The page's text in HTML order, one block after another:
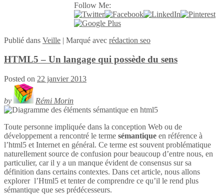
Follow Me:
Publié dans Veille | Marqué avec rédaction seo
HTML5 – Un langage qui possède du sens
Posted on 22 janvier 2013
by Rémi Morin
Toute personne impliquée dans la conception Web ou de
développement a rencontré le terme sémantique en référence à
l’html5 et Internet en général. Ce terme est souvent problématique
naturellement source de confusion pour beaucoup d’entre nous, en
particulier, car il y a un manque évident de consensus sur sa
définition dans certains contextes. Dans cet article, nous allons
explorer l’Html5 et tenter de comprendre ce qu’il le rend plus
sémantique que ses prédécesseurs.